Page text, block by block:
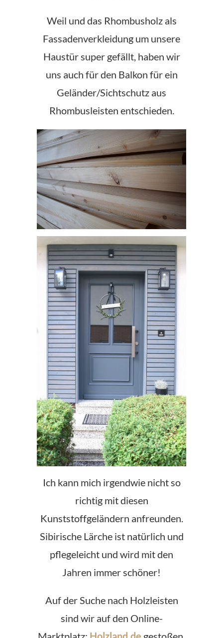
Weil und das Rhombusholz als
Fassadenverkleidung um unsere
Haustür super gefällt, haben wir
uns auch für den Balkon für ein
Geländer/Sichtschutz aus
Rhombusleisten entschieden.
Ich kann mich irgendwie nicht so
richtig mit diesen
Kunststoffgeländern anfreunden.
Sibirische Lärche ist natürlich und
pflegeleicht und wird mit den
Jahren immer schöner!
Auf der Suche nach Holzleisten
sind wir auf den Online-